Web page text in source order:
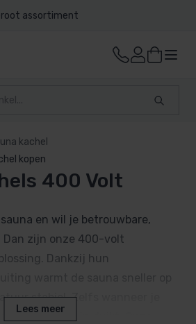
assortiment
kachel
kopen
400 Volt
en wil je betrouwbare,
zijn onze 400-volt
Dankzij hun
stabiel. Zelfs wanneer je
de sauna in duikt. Onze
Lees meer